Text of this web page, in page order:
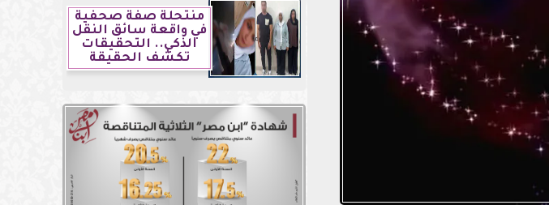
منتحلة صفة صحفية
في واقعة سائق النقل
الذكي.. التحقيقات
تكشف الحقيقة